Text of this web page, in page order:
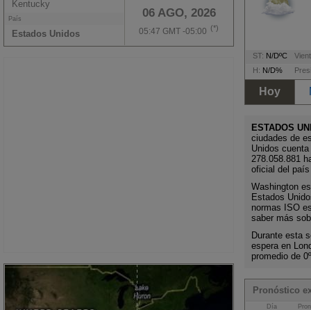
06 AGO, 2026
05:47 GMT -05:00 (*)
Kentucky
País
Estados Unidos
ST: N/DºC
H: N/D%
Hoy
ESTADOS
ciudades de
Unidos
278.058.881
oficial del
Washington
Estados
normas ISO
saber más
Durante esta
espera en
promedio de
Pronóstico
Día